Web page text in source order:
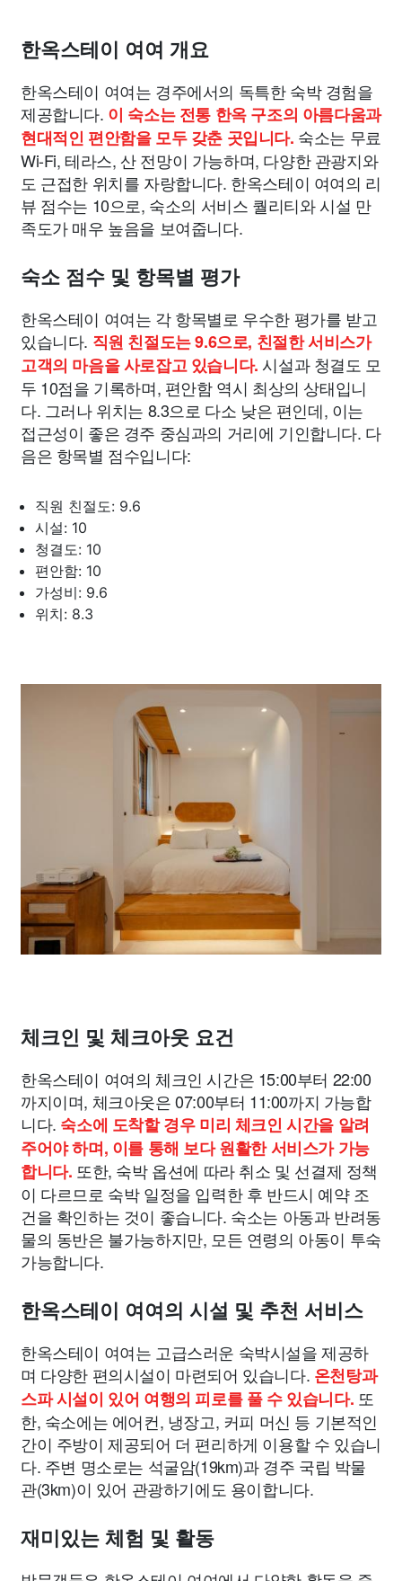
한옥스테이 여여 개요
한옥스테이 여여는 경주에서의 독특한 숙박 경험을
제공합니다. 이 숙소는 전통 한옥 구조의 아름다움과
현대적인 편안함을 모두 갖춘 곳입니다. 숙소는 무료
Wi-Fi, 테라스, 산 전망이 가능하며, 다양한 관광지와
도 근접한 위치를 자랑합니다. 한옥스테이 여여의 리
뷰 점수는 10으로, 숙소의 서비스 퀄리티와 시설 만
족도가 매우 높음을 보여줍니다.
숙소 점수 및 항목별 평가
한옥스테이 여여는 각 항목별로 우수한 평가를 받고
있습니다. 직원 친절도는 9.6으로, 친절한 서비스가
고객의 마음을 사로잡고 있습니다.시설과 청결도 모
두 10점을 기록하며, 편안함 역시 최상의 상태입니
다. 그러나 위치는 8.3으로 다소 낮은 편인데, 이는
접근성이 좋은 경주 중심과의 거리에 기인합니다. 다
음은 항목별 점수입니다:
직원 친절도: 9.6
시설: 10
청결도: 10
편안함: 10
가성비: 9.6
위치: 8.3
체크인 및 체크아웃 요건
한옥스테이 여여의 체크인 시간은 15:00부터 22:00
까지이며, 체크아웃은 07:00부터 11:00까지 가능합
니다. 숙소에 도착할 경우 미리 체크인 시간을 알려
주어야 하며, 이를 통해 보다 원활한 서비스가 가능
합니다. 또한, 숙박 옵션에 따라 취소 및 선결제 정책
이 다르므로 숙박 일정을 입력한 후 반드시 예약 조
건을 확인하는 것이 좋습니다. 숙소는 아동과 반려동
물의 동반은 불가능하지만, 모든 연령의 아동이 투숙
가능합니다.
한옥스테이 여여의 시설 및 추천 서비스
한옥스테이 여여는 고급스러운 숙박시설을 제공하
며 다양한 편의시설이 마련되어 있습니다. 온천탕과
스파 시설이 있어 여행의 피로를 풀 수 있습니다. 또
한, 숙소에는 에어컨, 냉장고, 커피 머신 등 기본적인
간이 주방이 제공되어 더 편리하게 이용할 수 있습니
다. 주변 명소로는 석굴암(19km)과 경주 국립 박물
관(3km)이 있어 관광하기에도 용이합니다.
재미있는 체험 및 활동